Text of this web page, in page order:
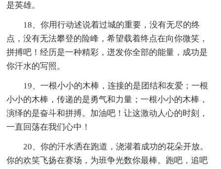
是英雄。
18、你用行动述说着过城的重要，没有无尽的终
点，没有无法攀登的险峰，希望载着终点在向你微笑，
拼搏吧！经历是一种精彩，迸发你全部的能量，成功是
你汗水的写照。
19、一根小小的木棒，连接的是团结和友爱；一根
小小的木棒，传递的是勇气和力量；一根小小的木棒，
演绎的是奋斗和拼搏。加油吧！让这激动人心的时刻，
一直回荡在我们心中！
20、你的汗水洒在跑道，浇灌着成功的花朵开放。
你的欢笑飞扬在赛场，为班争光数你最棒。跑吧，追吧